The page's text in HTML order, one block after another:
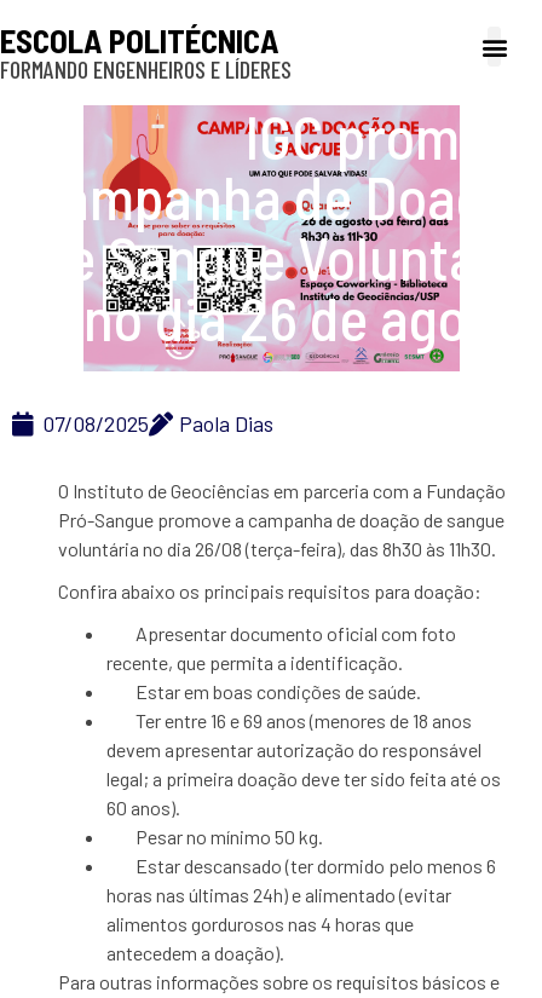
ESCOLA POLITÉCNICA
FORMANDO ENGENHEIROS E LÍDERES
IGC promove
Campanha de Doação
de Sangue Voluntária
no dia 26 de agosto
07/08/2025 Paola Dias
O Instituto de Geociências em parceria com a Fundação
Pró-Sangue promove a campanha de doação de sangue
voluntária no dia 26/08 (terça-feira), das 8h30 às 11h30.
Confira abaixo os principais requisitos para doação:
Apresentar documento oficial com foto
recente, que permita a identificação.
Estar em boas condições de saúde.
Ter entre 16 e 69 anos (menores de 18 anos
devem apresentar autorização do responsável
legal; a primeira doação deve ter sido feita até os
60 anos).
Pesar no mínimo 50 kg.
Estar descansado (ter dormido pelo menos 6
horas nas últimas 24h) e alimentado (evitar
alimentos gordurosos nas 4 horas que
antecedem a doação).
Para outras informações sobre os requisitos básicos e